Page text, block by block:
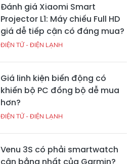
Đánh giá Xiaomi Smart
Projector L1: Máy chiếu Full HD
giá dễ tiếp cận có đáng mua?
ĐIỆN TỬ - ĐIỆN LẠNH
Giá linh kiện biến động có
khiến bộ PC đồng bộ dễ mua
hơn?
ĐIỆN TỬ - ĐIỆN LẠNH
Venu 3S có phải smartwatch
cân bằng nhất của Garmin?